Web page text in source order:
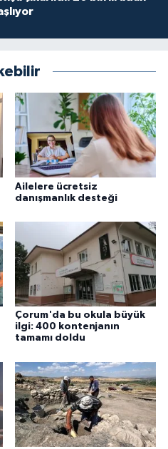
Ailelere ücretsiz
danışmanlık desteği
Çorum'da bu okula büyük
ilgi: 400 kontenjanın
tamamı doldu